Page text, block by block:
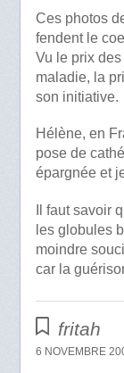
Ces photos
fendent le
Vu le prix
maladie, la
son initiative.
Hélène, en
pose de
épargnée et
Il faut savoir
les globules
moindre
car la
fritah
6 NOVEMBRE